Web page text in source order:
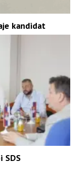
kandidat
SDS